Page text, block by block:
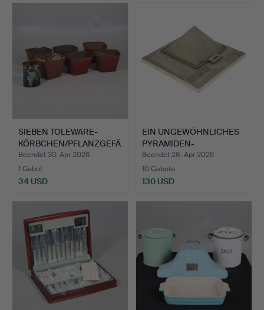
SIEBEN TOLEWARE-
KÖRBCHEN/PFLANZGEFÄ
SSE.
Beendet 30. Apr 2026
1 Gebot
34 USD
EIN UNGEWÖHNLICHES
PYRAMIDEN-
SCHREIBTISCHS…
Beendet 28. Apr 2026
10 Gebote
130 USD